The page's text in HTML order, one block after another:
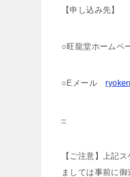
【申し込み先
○旺龍堂ホームペ
○Eメール
–
【ご注意】上記
ましては事前に